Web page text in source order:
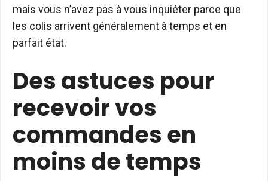
mais vous n’avez pas à vous inquiéter parce que
les colis arrivent généralement à temps et en
parfait état.
Des astuces pour
recevoir vos
commandes en
moins de temps